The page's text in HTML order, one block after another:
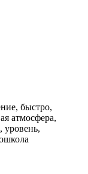
быстро,
атмосфера,
уровень,